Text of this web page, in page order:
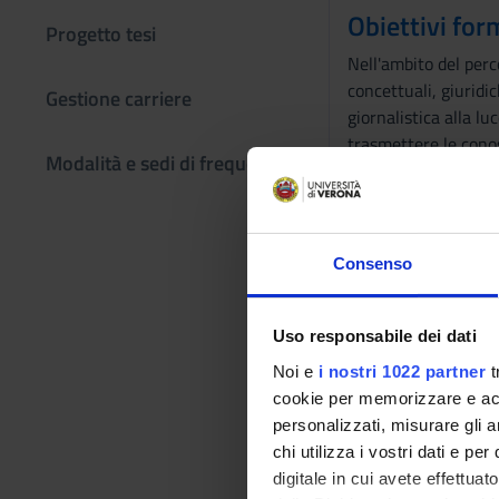
Consenso
Uso responsabile dei dati
Noi e i nostri 1022 partner
cookie per memorizzare e
personalizzati, misurare gli
chi utilizza i vostri dati e per
digitale in cui avete
Progetto tesi
Gestione carriere
Modalità e sedi di frequenza
Obiettivi
Nell'ambito del
concettuali,
giornalistica alla
trasmettere le
giuridiche e
capacità di
Programma
Il corso analizza
agorà della polis
Al centro dello
informativo
Il corso esaminerà
tematica della
In particolare, il